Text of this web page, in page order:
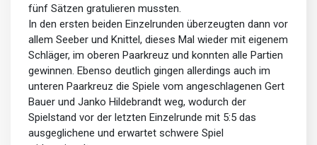
fünf Sätzen gratulieren mussten.
In den ersten beiden Einzelrunden überzeugten dann vor
allem Seeber und Knittel, dieses Mal wieder mit eigenem
Schläger, im oberen Paarkreuz und konnten alle Partien
gewinnen. Ebenso deutlich gingen allerdings auch im
unteren Paarkreuz die Spiele vom angeschlagenen Gert
Bauer und Janko Hildebrandt weg, wodurch der
Spielstand vor der letzten Einzelrunde mit 5:5 das
ausgeglichene und erwartet schwere Spiel